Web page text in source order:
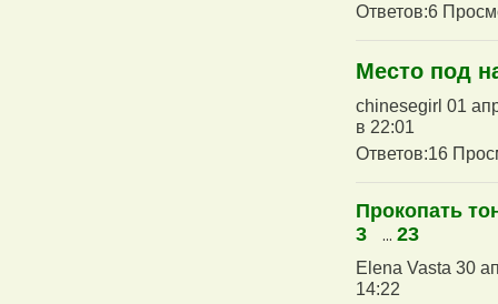
Ответов:6
Место под
chinesegirl 01
в 22:01
Ответов:16
Прокопать
3
... 23
Elena Vasta 30
14:22